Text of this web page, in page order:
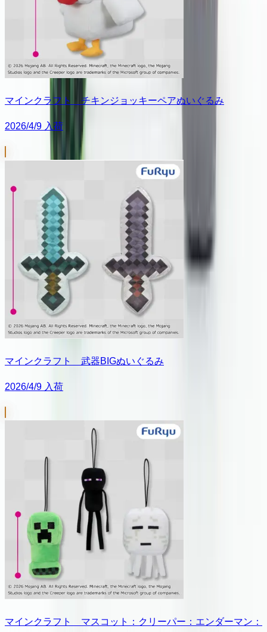
マインクラフト チキンジョッキーペアぬいぐるみ
2026/4/9 入荷
マインクラフト 武器BIGぬいぐるみ
2026/4/9 入荷
マインクラフト マスコット：クリーパー：エンダーマン：